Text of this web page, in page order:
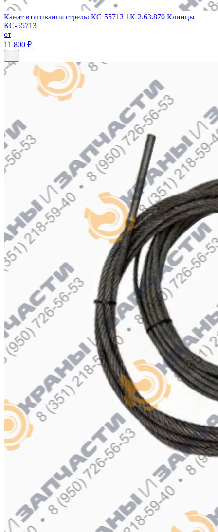
Канат втягивания стрелы КС-55713-1К-2.63.870 Клинцы
КС-55713
от
11 800 ₽